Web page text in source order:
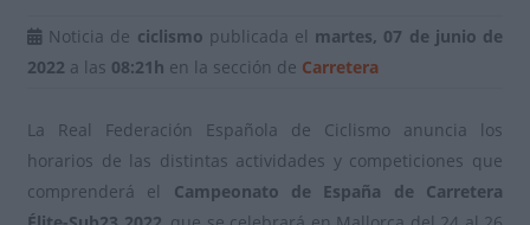
Noticia de ciclismo publicada el martes, 07 de junio de
2022 a las 08:21h en la sección de Carretera
La Real Federación Española de Ciclismo anuncia los
horarios de las distintas actividades y competiciones que
comprenderá el
Campeonato de España de Carretera